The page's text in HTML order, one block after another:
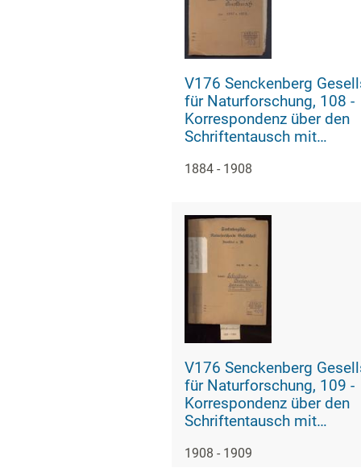
V176 Senckenberg
für Naturforschung, 108 -
Korrespondenz über den
Schriftentausch mit
Vereinigungen mit
1884 - 1908
V176 Senckenberg
für Naturforschung, 109 -
Korrespondenz über den
Schriftentausch mit
Vereinigungen mit
1908 - 1909